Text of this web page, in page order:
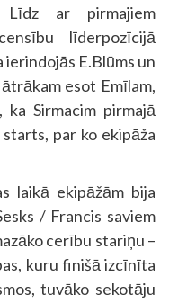
Līdz ar pirmajiem
līderpozīcijā
ierindojās E.Blūms un
esot Emīlam,
Sirmacim pirmajā
par ko ekipāža
laikā ekipāžām bija
/ Francis saviem
cerību stariņu –
kuru finišā izcīnīta
tuvāko sekotāju